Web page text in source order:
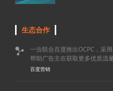
生态合作

一洽联合百度推出OCPC，采
帮助广告主在获取更多优质流
百度营销